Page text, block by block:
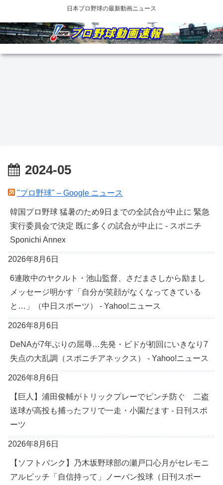
日本プロ野球の最新動画ニュース
2024-05
"プロ野球" – Google ニュース
韓国プロ野球 猛暑のため9日までの全試合が中止に 緊急
実行委員会で決定 既に多くの試合が中止に - スポニチ
Sponichi Annex
2026年8月6日
6連敗中のヤクルト・池山監督、さだまさしから励まし
メッセージ明かす「自分が笑顔がなくなってきている
と…」（中日スポーツ） - Yahoo!ニュース
2026年8月6日
DeNAが7年ぶりの屈辱…先発・ビドが初回にいきなり7
失点の大乱調（スポニチアネックス） - Yahoo!ニュース
2026年8月6日
【巨人】浦田俊輔がトリックプレーでピンチ防ぐ 二盗
送球が高投も捕ったフリで一走・小園だます - 日刊スポ
ーツ
2026年8月6日
【ソフトバンク】乃木坂野球部の瀬戸口心月がセレモニ
アルピッチ「自信持って」ノーバン投球（日刊スポー